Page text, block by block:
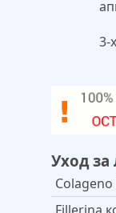
3-
Уход
Colageno